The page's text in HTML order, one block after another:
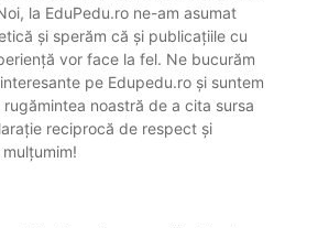
la EduPedu.ro ne-am asumat
și sperăm că și publicațiile cu
vor face la fel. Ne bucurăm
pe Edupedu.ro și suntem
noastră de a cita sursa
reciprocă de respect și